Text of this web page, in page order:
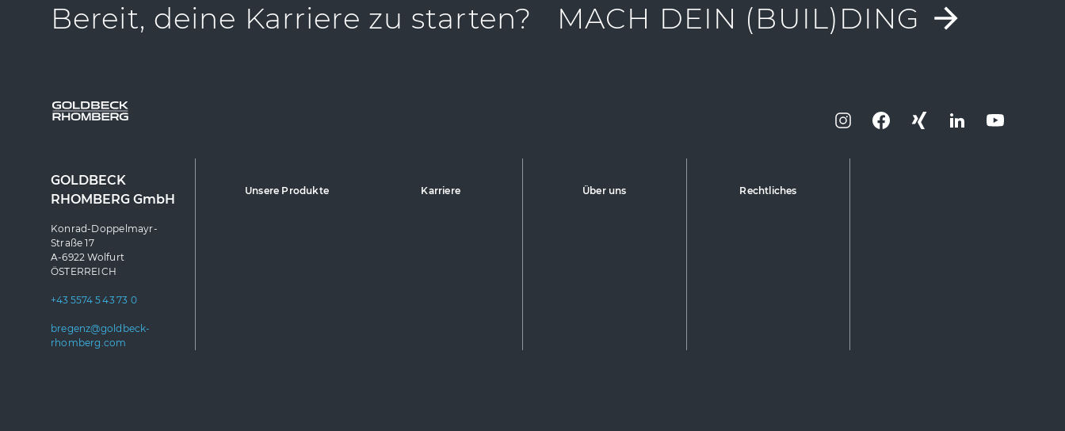
Bereit, deine Karriere zu starten? MACH DEIN (BUIL)DING
GOLDBECK
RHOMBERG GmbH
Konrad-Doppelmayr-
Straße 17
A-6922 Wolfurt
ÖSTERREICH
+43 5574 5 43 73 0
bregenz@goldbeck-
rhomberg.com
Unsere Produkte Karriere Über uns Rechtliches